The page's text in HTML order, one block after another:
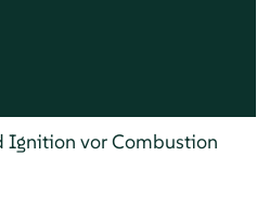
Ignition vor Combustion